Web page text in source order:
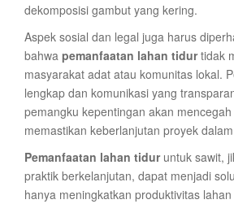
dekomposisi gambut yang kering.
Aspek sosial dan legal juga harus
bahwa pemanfaatan lahan tidurtidak
masyarakat adat atau komunitas lokal.
lengkap dan komunikasi yang
pemangku kepentingan akan
memastikan keberlanjutan proyek
Pemanfaatan lahan tiduruntuk sawit,
praktik berkelanjutan, dapat menjadi
hanya meningkatkan produktivitas